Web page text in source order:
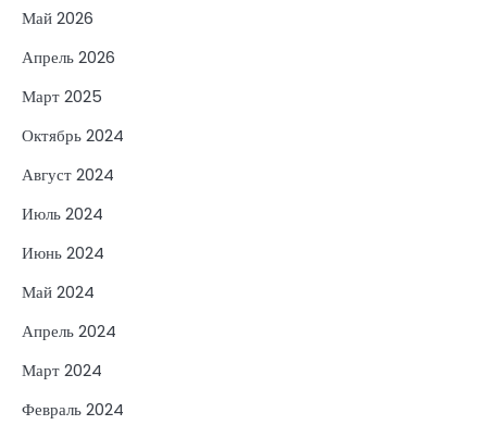
Май 2026
Апрель 2026
Март 2025
Октябрь 2024
Август 2024
Июль 2024
Июнь 2024
Май 2024
Апрель 2024
Март 2024
Февраль 2024